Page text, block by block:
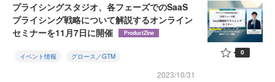
プライシングスタジオ、各フェーズでのSaaS
プライシング戦略について解説するオンライン
セミナーを11月7日に開催
ProductZine
イベント情報 グロース／GTM
2023/10/31
0